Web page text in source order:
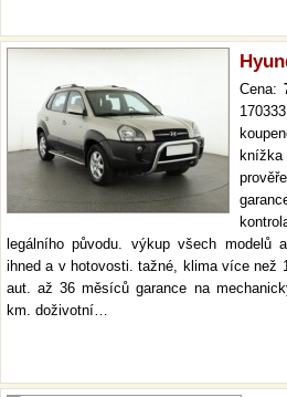
Cena:
legálního původu. výkup všech modelů
ihned a v hotovosti. tažné, klima více než
aut. až 36 měsíců garance na
km. doživotní…